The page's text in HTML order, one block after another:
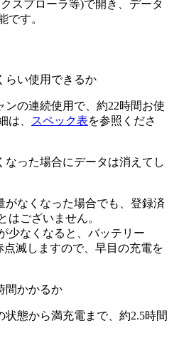
スプローラ等)で開き、データ
です。
らい使用できるか
ンの連続使用で、約22時間お使
は、
スペック表を参照くださ
なった場合にデータは消えてし
がなくなった場合でも、登録済
はございません。
少なくなると、バッテリー
滅しますので、早目の充電を
間かかるか
状態から満充電まで、約2.5時間